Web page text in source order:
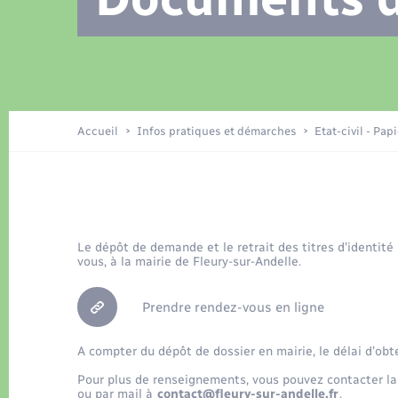
Recensement
Petite enfance
Déchets
Location de 2 roues
Logement - Urbanisme
Tourisme
Sécurité - Prévention
Travaux - Autorisation d’occupation
Compétences
Accueil Infos pratiques et démarches Etat-civil -
Le dépôt de demande et le retrait des titres
vous, à la mairie de Fleury-sur-Andelle.
Prendre rendez-vous en ligne
A compter du dépôt de dossier en mairie, le délai
Pour plus de renseignements, vous pouvez contacter
ou par mail à contact@fleury-sur-andelle.fr.